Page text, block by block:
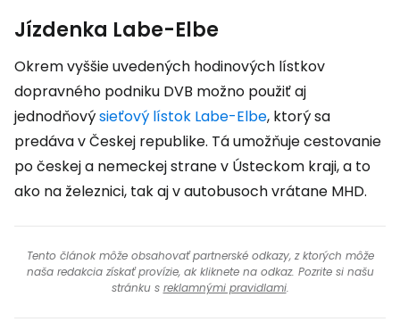
Jízdenka Labe-Elbe
Okrem vyššie uvedených hodinových lístkov
dopravného podniku DVB možno použiť aj
jednodňovýsieťový lístok Labe-Elbe, ktorý sa
predáva v Českej republike. Tá umožňuje cestovanie
po českej a nemeckej strane v Ústeckom kraji, a to
ako na železnici, tak aj v autobusoch vrátane MHD.
Tento článok môže obsahovať partnerské odkazy, z ktorých môže
naša redakcia získať provízie, ak kliknete na odkaz. Pozrite si našu
stránku s reklamnými pravidlami.